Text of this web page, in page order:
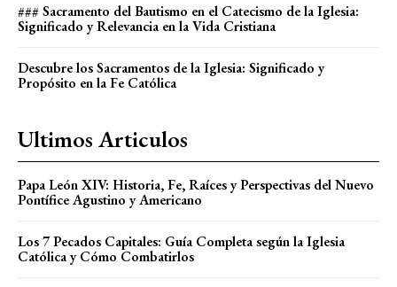
### Sacramento del Bautismo en el Catecismo de la Iglesia:
Significado y Relevancia en la Vida Cristiana
Descubre los Sacramentos de la Iglesia: Significado y
Propósito en la Fe Católica
Ultimos Articulos
Papa León XIV: Historia, Fe, Raíces y Perspectivas del Nuevo
Pontífice Agustino y Americano
Los 7 Pecados Capitales: Guía Completa según la Iglesia
Católica y Cómo Combatirlos